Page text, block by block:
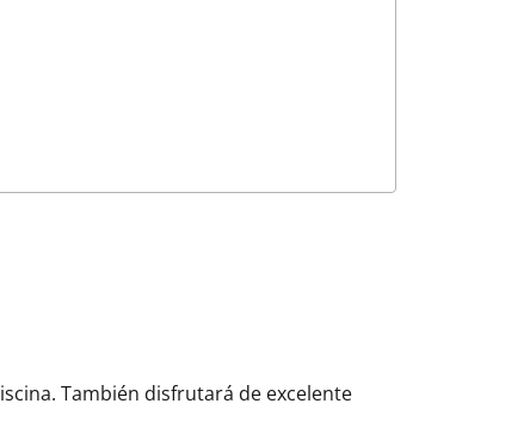
También disfrutará de excelente